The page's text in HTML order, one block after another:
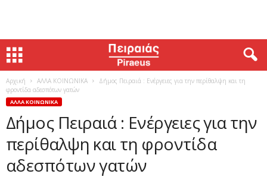
Αρχική ΑΛΛΑ ΚΟΙΝΩΝΙΚΑ
Δήμος Πειραιά : Ενέργειες για την περίθαλψη και τη
φροντίδα αδεσπότων γατών
ΑΛΛΑ ΚΟΙΝΩΝΙΚΑ
Δήμος Πειραιά : Ενέργειες για την
περίθαλψη και τη φροντίδα
αδεσπότων γατών